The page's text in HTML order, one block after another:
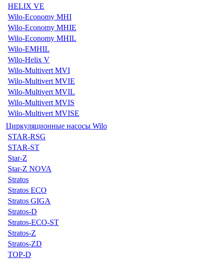
HELIX VE
Wilo-Economy MHI
Wilo-Economy MHIE
Wilo-Economy MHIL
Wilo-EMHIL
Wilo-Helix V
Wilo-Multivert MVI
Wilo-Multivert MVIE
Wilo-Multivert MVIL
Wilo-Multivert MVIS
Wilo-Multivert MVISE
Циркуляционные насосы Wilo
STAR-RSG
STAR-ST
Star-Z
Star-Z NOVA
Stratos
Stratos ECO
Stratos GIGA
Stratos-D
Stratos-ECO-ST
Stratos-Z
Stratos-ZD
TOP-D